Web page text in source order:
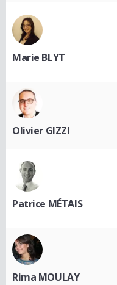
Marie BLYT
Olivier GIZZI
Patrice MÉTAIS
Rima MOULAY